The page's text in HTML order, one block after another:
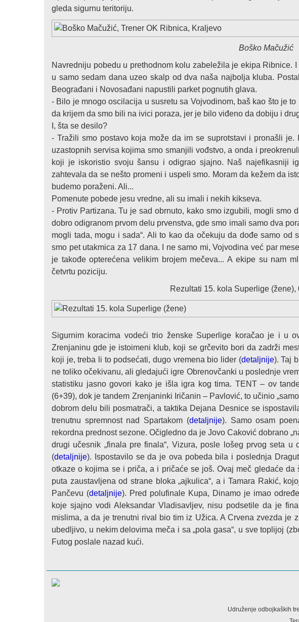
gleda sigurnu teritoriju.
Boško Mačužić
Navredniju pobedu u prethodnom kolu zabeležila je ekipa Ribnice.
u samo sedam dana uzeo skalp od dva naša najbolja kluba.
Beograđani i Novosađani napustili parket pognutih glava.
- Bilo je mnogo oscilacija u susretu sa Vojvodinom, baš kao što je
da krijem da smo bili na ivici poraza, jer je bilo viđeno da dobiju i
I, šta se desilo?
- Tražili smo postavo koja može da im se suprotstavi i pronašli
uzastopnih servisa kojima smo smanjili vođstvo, a onda i
koji je iskoristio svoju šansu i odigrao sjajno. Naš najefikasniji
zahtevala da se nešto promeni i uspeli smo. Moram da kežem da
budemo poraženi. Ali...
Pomenute pobede jesu vredne, ali su imali i nekih kikseva.
- Protiv Partizana. Tu je sad obrnuto, kako smo izgubili, mogli smo
dobro odigranom prvom delu prvenstva, gde smo imali samo dva
mogli tada, mogu i sada“. Ali to kao da očekuju da dođe samo od
smo pet utakmica za 17 dana. I ne samo mi, Vojvodina već par
je takođe opterećena velikim brojem mečeva... A ekipe su nam
četvrtu poziciju.
Rezultati 15. kola Superlige (žene),
Sigurnim koracima vodeći trio ženske Superlige koračao je i u
Zrenjaninu gde je istoimeni klub, koji se grčevito bori da zadrži
koji je, treba li to podsećati, dugo vremena bio lider (detaljnije). Taj
ne toliko očekivanu, ali gledajući igre Obrenovčanki u poslednje
statistiku jasno govori kako je išla igra kog tima. TENT – ov
(6+39), dok je tandem Zrenjaninki Iričanin – Pavlović, to učinio
dobrom delu bili posmatrači, a taktika Dejana Desnice se
trenutnu spremnost nad Spartakom (detaljnije). Samo osam
rekordna prednost sezone. Očigledno da je Jovo Caković dobrano
drugi učesnik „finala pre finala“, Vizura, posle lošeg prvog seta
(detaljnije). Ispostavilo se da je ova pobeda bila i poslednja
otkaze o kojima se i priča, a i pričaće se još. Ovaj meč gledaće
puta zaustavljena od strane bloka „ajkulica“, a i Tamara Rakić,
Pančevu (detaljnije). Pred polufinale Kupa, Dinamo je imao
koje sjajno vodi Aleksandar Vladisavljev, nisu podsetile da je
mislima, a da je trenutni rival bio tim iz Užica. A Crvena zvezda je
ubedljivo, u nekim delovima meča i sa „pola gasa“, u sve toplijoj
Futog poslale nazad kući.
Udruženje odbojkaških